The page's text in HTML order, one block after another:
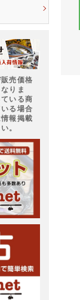
売価格
りま
いる商
る場合
報掲載
。